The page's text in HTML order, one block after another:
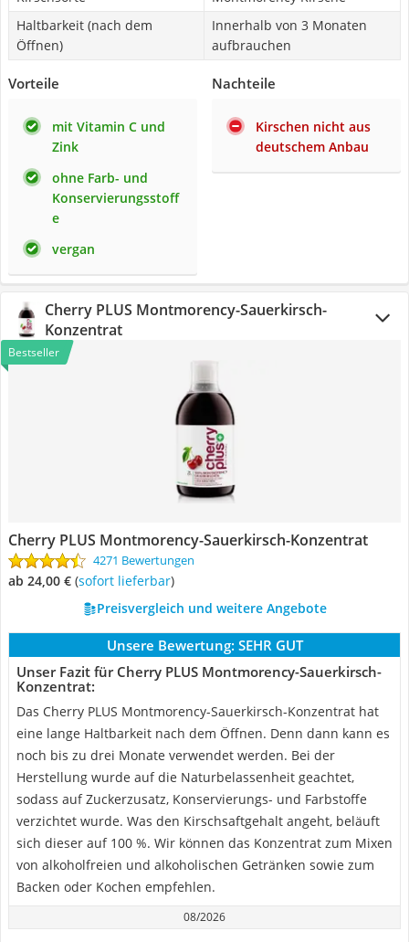
Haltbarkeit (nach dem
Öffnen)
Innerhalb von 3 Monaten
aufbrauchen
Vorteile
mit Vitamin C und
Zink
ohne Farb- und
Konservierungsstoff
e
vergan
Nachteile
Kirschen nicht aus
deutschem Anbau
Cherry PLUS Montmorency-Sauerkirsch-
Konzentrat
Bestseller
Cherry PLUS Montmorency-Sauerkirsch-Konzentrat
4271 Bewertungen
ab 24,00 € ( Sofort lieferbar)
Preisvergleich und weitere Angebote
Unsere Bewertung: SEHR GUT
Unser Fazit für Cherry PLUS Montmorency-Sauerkirsch-
Konzentrat:
Das Cherry PLUS Montmorency-Sauerkirsch-Konzentrat hat
eine lange Haltbarkeit nach dem Öffnen. Denn dann kann es
noch bis zu drei Monate verwendet werden. Bei der
Herstellung wurde auf die Naturbelassenheit geachtet,
sodass auf Zuckerzusatz, Konservierungs- und Farbstoffe
verzichtet wurde. Was den Kirschsaftgehalt angeht, beläuft
sich dieser auf 100 %. Wir können das Konzentrat zum Mixen
von alkoholfreien und alkoholischen Getränken sowie zum
Backen oder Kochen empfehlen.
08/2026